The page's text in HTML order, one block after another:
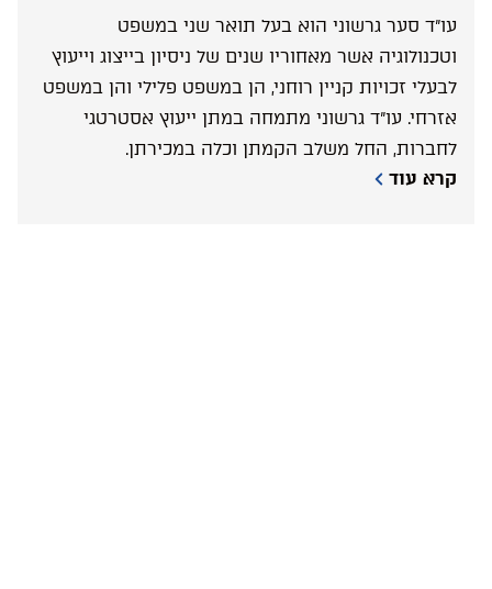
עו”ד סער גרשוני הוא בעל תואר שני במשפט
וטכנולוגיה אשר מאחוריו שנים של ניסיון בייצוג וייעוץ
לבעלי זכויות קניין רוחני, הן במשפט פלילי והן במשפט
אזרחי. עו”ד גרשוני מתמחה במתן ייעוץ אסטרטגי
לחברות, החל משלב הקמתן וכלה במכירתן.
קרא עוד